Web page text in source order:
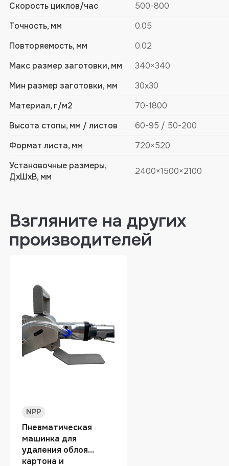
Скорость циклов/час
500-800
Точность, мм
0.05
Повторяемость, мм
0.02
Макс размер заготовки, мм
340×340
Мин размер заготовки, мм
30х30
Материал, г/м2
70-1800
Высота стопы, мм / листов
60-95 / 50-200
Формат листа, мм
720×520
Установочные размеры,
ДхШхВ, мм
2400×1500×2100
Взгляните на других
производителей
NPP
Пневматическая
машинка для
удаления облоя
картона и